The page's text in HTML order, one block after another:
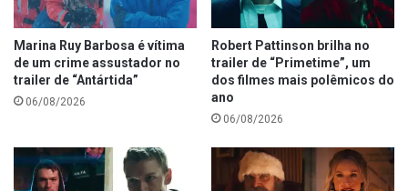
Marina Ruy Barbosa é vítima
de um crime assustador no
trailer de “Antártida”
06/08/2026
Robert Pattinson brilha no
trailer de “Primetime”, um
dos filmes mais polêmicos do
ano
06/08/2026